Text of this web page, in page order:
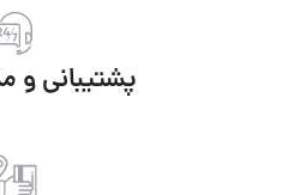
پشتیبانی و